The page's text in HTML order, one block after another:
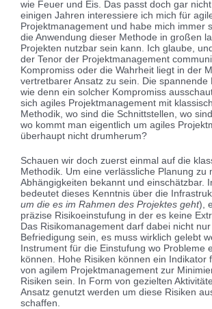
wie Feuer und Eis. Das passt doch gar
einigen Jahren interessiere ich mich für
Projektmanagement und habe mich immer
die Anwendung dieser Methode in großen
Projekten nutzbar sein kann. Ich glaube,
der Tenor der Projektmanagement
Kompromiss oder die Wahrheit liegt in der
vertretbarer Ansatz zu sein. Die spannende
wie denn ein solcher Kompromiss
sich agiles Projektmanagement mit
Methodik, wo sind die Schnittstellen, wo
wo kommt man eigentlich um agiles
überhaupt nicht drumherum?
Schauen wir doch zuerst einmal auf die
Methodik. Um eine verlässliche Planung zu
Abhängigkeiten bekannt und einschätzbar.
bedeutet dieses Kenntnis über die
um die es im Rahmen des Projektes geht),
präzise Risikoeinstufung in der es keine
Das Risikomanagement darf dabei nicht
Befriedigung sein, es muss wirklich gelebt
Instrument für die Einstufung wo Probleme
können. Hohe Risiken können ein Indikator
von agilem Projektmanagement zur
Risiken sein. In Form von gezielten
Ansatz genutzt werden um diese Risiken
schaffen.